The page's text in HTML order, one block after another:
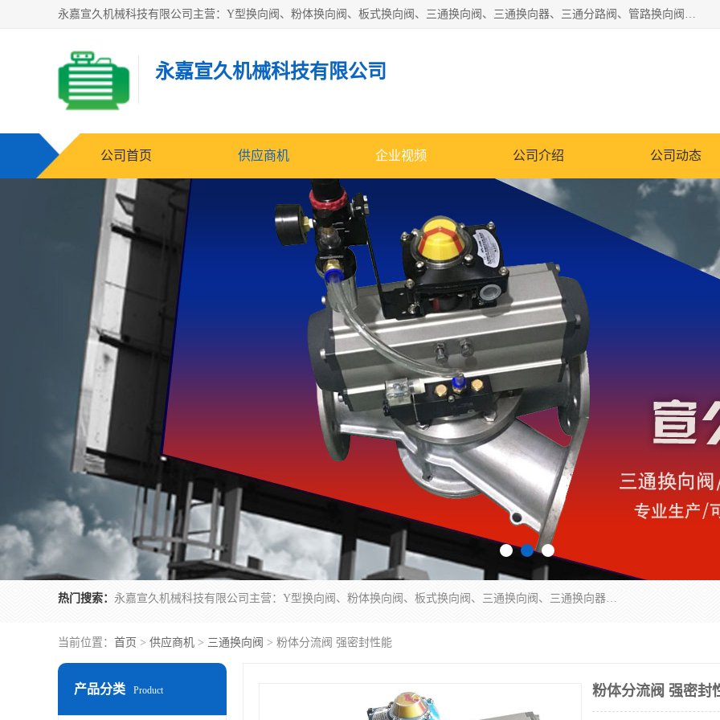
永嘉宣久机械科技有限公司主营：Y型换向阀、粉体换向阀、板式换向阀、三通换向阀、三通换向器、三通分路阀、管路换向阀等产品及服务。
永嘉宣久机械科技有限公司
公司首页 供应商机 企业视频 公司介绍 公司动态
热门搜索： 永嘉宣久机械科技有限公司主营：Y型换向阀、粉体换向阀、板式换向阀、三通换向阀、三通换向器、三通分路阀、管路换向阀等产品及服务。
当前位置： 首页 > 供应商机 > 三通换向阀 > 粉体分流阀 强密封性能
产品分类 Product 粉体分流阀 强密封